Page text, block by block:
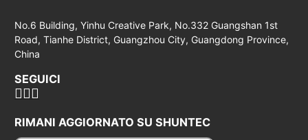
No.6 Building, Yinhu Creative Park, No.332 Guangshan 1st
Road, Tianhe District, Guangzhou City, Guangdong Province,
China
SEGUICI
RIMANI AGGIORNATO SU SHUNTEC